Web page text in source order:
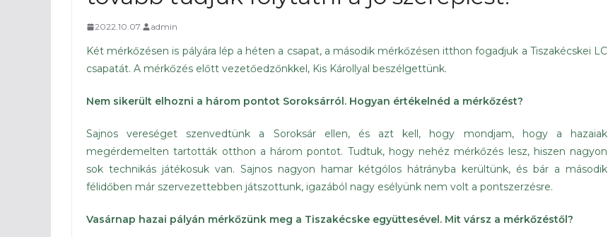
2022.10.07. admin
Két mérkőzésen is pályára lép a héten a csapat, a második mérkőzésen itthon fogadjuk a Tiszakécskei LC
csapatát. A mérkőzés előtt vezetőedzőnkkel, Kis Károllyal beszélgettünk.
Nem sikerült elhozni a három pontot Soroksárról. Hogyan értékelnéd a mérkőzést?
Sajnos vereséget szenvedtünk a Soroksár ellen, és azt kell, hogy mondjam, hogy a hazaiak
megérdemelten tartották otthon a három pontot. Tudtuk, hogy nehéz mérkőzés lesz, hiszen nagyon
sok technikás játékosuk van. Sajnos nagyon hamar kétgólos hátrányba kerültünk, és bár a második
félidőben már szervezettebben játszottunk, igazából nagy esélyünk nem volt a pontszerzésre.
Vasárnap hazai pályán mérkőzünk meg a Tiszakécske együttesével. Mit vársz a mérkőzéstől?